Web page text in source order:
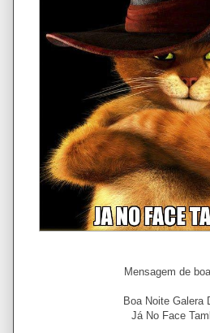
Mensagem de
Boa Noite Galera
Já No Face